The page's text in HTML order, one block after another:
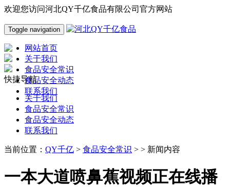
欢迎您访问河北QY千亿食品有限公司官方网站
Toggle navigation
网站首页
关于我们
食品安全常识
食品安全动态
联系我们
快捷导航
关于我们
食品安全常识
食品安全动态
联系我们
当前位置： QY千亿 > 食品安全常识 > > 新闻内容
一本大道喷鼻蕉视频正在线播